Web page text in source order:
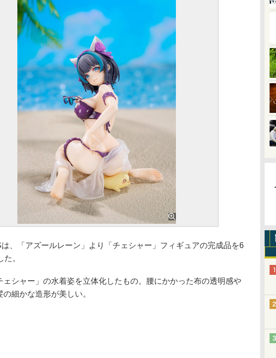
、「アズールレーン」より「チェシャー」フィギュアの完成品を6
。
シャー」の水着姿を立体化したもの。腰にかかった布の透明感や
細かな造形が美しい。